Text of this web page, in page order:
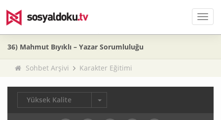
Menü
36) Mahmut Bıyıklı – Yazar Sorumluluğu
Sohbet Arşivi Karakter Eğitimi
Yüksek Kalite